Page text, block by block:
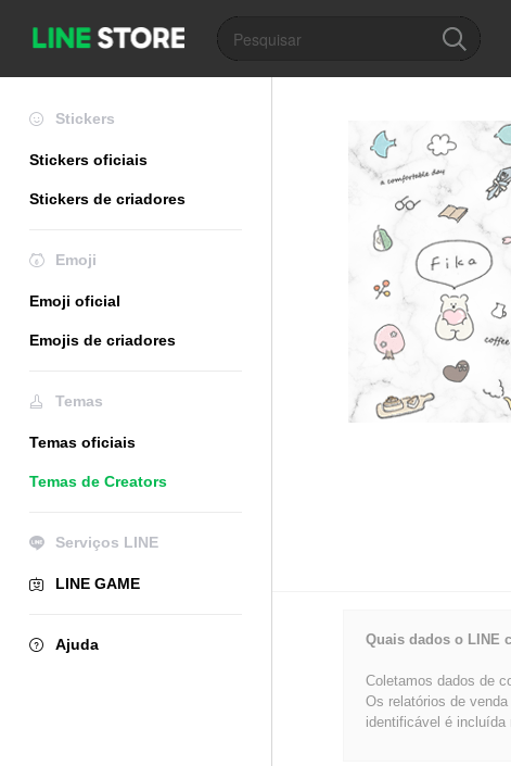
Stickers
Stickers oficiais
Stickers de criadores
Emoji
Emoji oficial
Emojis de criadores
Temas
Temas oficiais
Temas de Creators
Serviços LINE
LINE GAME
Ajuda Quais dados o LINE
Coletamos dados de
Os relatórios de
identificável é incluída